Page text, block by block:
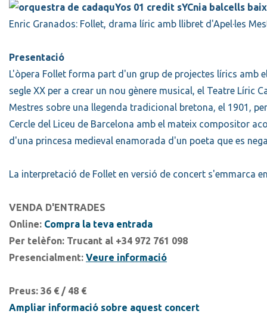
Enric Granados: Follet, drama líric amb llibret d'Apel·les
Presentació
L'òpera Follet forma part d'un grup de projectes lírics amb
segle XX per a crear un nou gènere musical, el Teatre Líric
Mestres sobre una llegenda tradicional bretona, el 1901,
Cercle del Liceu de Barcelona amb el mateix compositor
d'una princesa medieval enamorada d'un poeta que es
La interpretació de Follet en versió de concert s'emmarca
VENDA D'ENTRADES
Online: Compra la teva entrada
Per telèfon: Trucant al +34 972 761 098
Presencialment: Veure informació
Preus: 36 € / 48 €
Ampliar informació sobre aquest concert